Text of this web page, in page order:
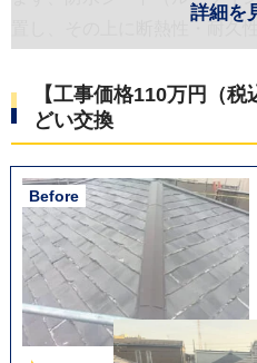
置し、その上に断熱性・耐久
棟部分には、テイガク独自の
屋根材を折り曲げた上に、特
耐久性向上にもつなげています
最後に棟板金を取り付け、工
この施工例の詳細
詳細を
【工事価格110万円（
どい交換